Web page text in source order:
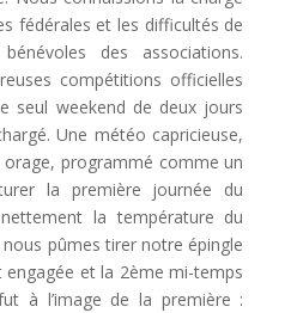
fédérales et les difficultés de
des associations.
compétitions officielles
seul weekend de deux jours
Une météo capricieuse,
orage, programmé comme un
la première journée du
la température du
pûmes tirer notre épingle
et la 2ème mi-temps
à l’image de la première :